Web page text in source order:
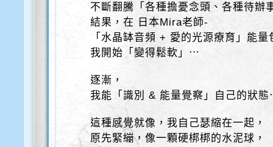
不斷翻騰「各種擔憂念頭、各種待辦
結果，在 日本Mira老師-
「水晶缽音頻 + 愛的光源療育」能量
我開始「變得鬆軟」⋯
逐漸，
我能「識別 & 能量覺察」自己的狀
這種感覺就像，我自己瑟縮在一起，
原先緊繃，像一顆硬梆梆的水泥球，